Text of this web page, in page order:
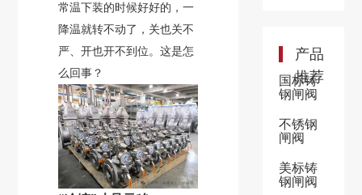
常温下装的时候好好的，一
降温就转不动了，关也关不
严、开也开不到位。这是怎
么回事？
产品
推荐
国标铸
钢闸阀
不锈钢
闸阀
美标铸
钢闸阀